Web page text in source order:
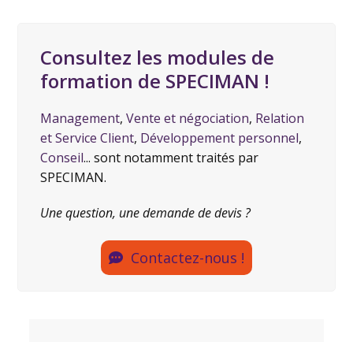
Consultez les modules de
formation de SPECIMAN !
Management,Vente et négociation, Relation
et Service Client, Développement personnel,
Conseil... sont notamment traités par
SPECIMAN.
Une question, une demande de devis ?
Contactez-nous !